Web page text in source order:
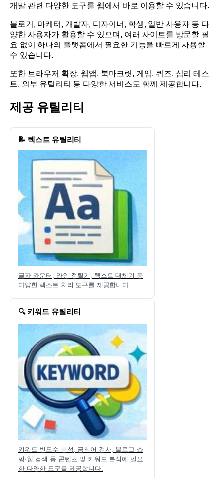
개발 관련 다양한 도구를 웹에서 바로 이용할 수 있습니다.
블로거, 마케터, 개발자, 디자이너, 학생, 일반 사용자 등 다
양한 사용자가 활용할 수 있으며, 여러 사이트를 방문할 필
요 없이 하나의 플랫폼에서 필요한 기능을 빠르게 사용할
수 있습니다.
또한 브라우저 확장, 웹앱, 북마크릿, 게임, 퀴즈, 심리 테스
트, 외부 유틸리티 등 다양한 서비스도 함께 제공합니다.
제공 유틸리티
📝 텍스트 유틸리티
글자 카운터, 라인 정렬기, 텍스트 대체기 등
다양한 텍스트 처리 도구를 제공합니다.
🔍 키워드 유틸리티
키워드 빈도수 분석, 금칙어 검사, 블로그·쇼
핑·웹 검색 등 콘텐츠 및 키워드 분석에 필요
한 다양한 도구를 제공합니다.